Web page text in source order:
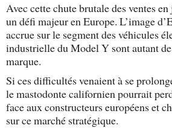
Avec cette chute brutale des ventes
un défi majeur en Europe. L’image
accrue sur le segment des véhicules
industrielle du Model Y sont autant
marque.
Si ces difficultés venaient à se
le mastodonte californien pourrait
face aux constructeurs européens et
sur ce marché stratégique.